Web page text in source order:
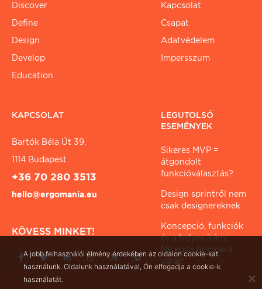
Discover
Define
Design
Develop
Education
Kapcsolat
Csapat
Adatvédelem
Impersszum
KAPCSOLAT
Bartók Béla Út 39.
1114 Budapest
+36 70 280 3513
hello@ergomania.eu
KÖVESS MINKET!
LEGUTOLSÓ
ESEMÉNYEK
Sikeres MVP =
átgondolt
funkcióválasztás?
Design sprintről nem
csak designereknek
Koncepció, funkciók
és a helyes irány
Ne építs homokra
várat!
A jobb felhasználói élmény érdekében az oldalon cookie-kat
használunk. Oldalunk használatával, Ön elfogadja a cookie-k
használatát.